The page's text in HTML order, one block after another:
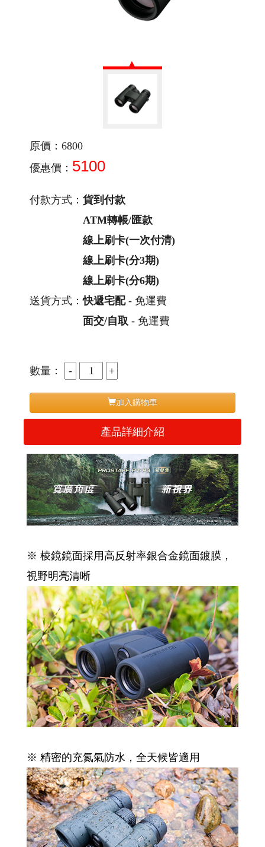
原價：6800
優惠價： 5100
付款方式： 貨到付款
ATM轉帳/匯款
線上刷卡(一次付清)
線上刷卡(分3期)
線上刷卡(分6期)
送貨方式：快遞宅配- 免運費
面交/自取 - 免運費
數量：
加入購物車
產品詳細介紹
※ 棱鏡鏡面採用高反射率銀合金鏡面鍍膜，
視野明亮清晰
※ 精密的充氮氣防水，全天候皆適用